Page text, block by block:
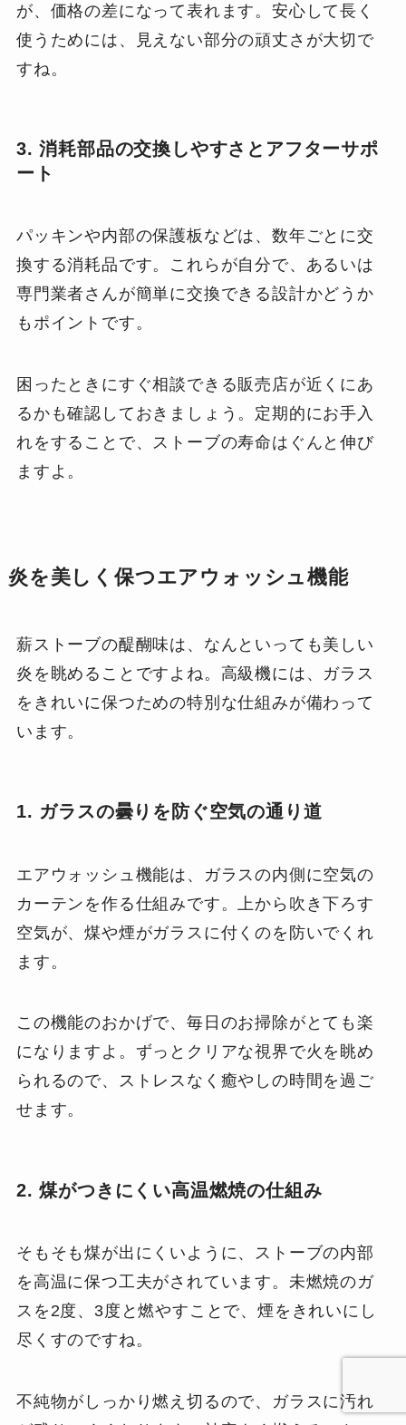
が、価格の差になって表れます。安心して長く
使うためには、見えない部分の頑丈さが大切で
すね。
3. 消耗部品の交換しやすさとアフターサポ
ート
パッキンや内部の保護板などは、数年ごとに交
換する消耗品です。これらが自分で、あるいは
専門業者さんが簡単に交換できる設計かどうか
もポイントです。
困ったときにすぐ相談できる販売店が近くにあ
るかも確認しておきましょう。定期的にお手入
れをすることで、ストーブの寿命はぐんと伸び
ますよ。
炎を美しく保つエアウォッシュ機能
薪ストーブの醍醐味は、なんといっても美しい
炎を眺めることですよね。高級機には、ガラス
をきれいに保つための特別な仕組みが備わって
います。
1. ガラスの曇りを防ぐ空気の通り道
エアウォッシュ機能は、ガラスの内側に空気の
カーテンを作る仕組みです。上から吹き下ろす
空気が、煤や煙がガラスに付くのを防いでくれ
ます。
この機能のおかげで、毎日のお掃除がとても楽
になりますよ。ずっとクリアな視界で火を眺め
られるので、ストレスなく癒やしの時間を過ご
せます。
2. 煤がつきにくい高温燃焼の仕組み
そもそも煤が出にくいように、ストーブの内部
を高温に保つ工夫がされています。未燃焼のガ
スを2度、3度と燃やすことで、煙をきれいにし
尽くすのですね。
不純物がしっかり燃え切るので、ガラスに汚れ